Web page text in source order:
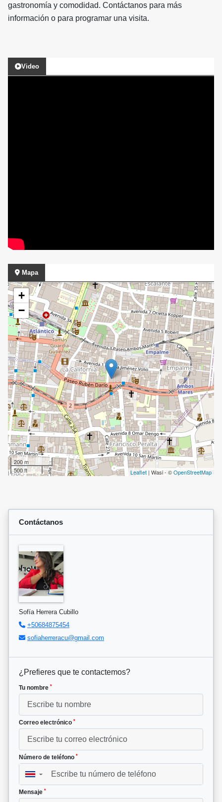
gastronomía y comodidad. Contáctanos para más
información o para programar una visita.
Video
Mapa
+
−
200 m
500 ft
Leaflet | Wasi - ©OpenStreetMap
Contáctanos
Sofía Herrera Cubillo
+50684875454
sofiaherreracu@gmail.com
¿Prefieres que te contactemos?
Tu nombre *
Correo electrónico *
Número de teléfono *
▼
Mensaje *